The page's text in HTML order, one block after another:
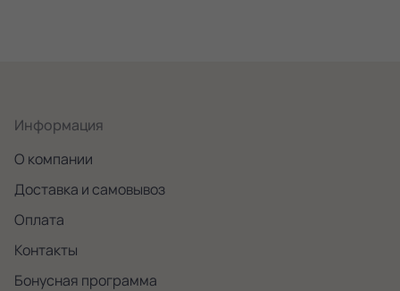
Информация
О компании
Доставка и самовывоз
Оплата
Контакты
Бонусная программа